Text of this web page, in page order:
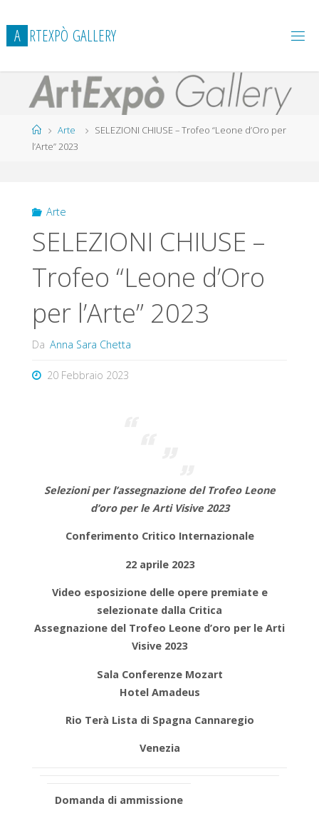
al
contenuto
A RTEXPÒ GALLERY
HomeArte
SELEZIONI CHIUSE – Trofeo “Leone d’Oro per
l’Arte” 2023
Arte
SELEZIONI CHIUSE –
Trofeo “Leone d’Oro
per l’Arte” 2023
Da Anna Sara Chetta
20 Febbraio 2023
Selezioni per l’assegnazione del Trofeo Leone
d’oro per le Arti Visive 2023
Conferimento Critico Internazionale
22 aprile 2023
Video esposizione delle opere premiate e
selezionate dalla Critica
Assegnazione del Trofeo Leone d’oro per le Arti
Visive 2023
Sala Conferenze Mozart
Hotel Amadeus
Rio Terà Lista di Spagna Cannaregio
Venezia
Domanda di ammissione